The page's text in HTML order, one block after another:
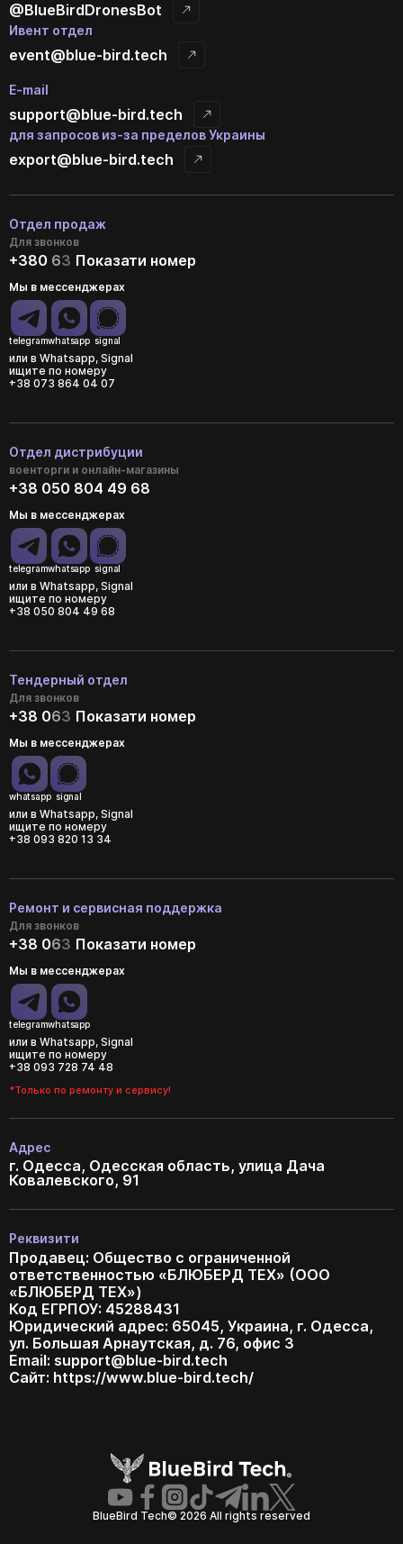
@BlueBirdDronesBot
Ивент отдел
event@blue-bird.tech
E-mail
support@blue-bird.tech
для запросов из-за пределов Украины
export@blue-bird.tech
Отдел продаж
Для звонков
+380 63 Показати номер
Мы в мессенджерах
telegramwhatsapp signal
или в Whatsapp, Signal
ищите по номеру
+38 073 864 04 07
Отдел дистрибуции
военторги и онлайн-магазины
+38 050 804 49 68
Мы в мессенджерах
telegramwhatsapp signal
или в Whatsapp, Signal
ищите по номеру
+38 050 804 49 68
Тендерный отдел
Для звонков
+38 063 Показати номер
Мы в мессенджерах
whatsapp signal
или в Whatsapp, Signal
ищите по номеру
+38 093 820 13 34
Ремонт и сервисная поддержка
Для звонков
+38 063 Показати номер
Мы в мессенджерах
telegramwhatsapp
или в Whatsapp, Signal
ищите по номеру
+38 093 728 74 48
*Только по ремонту и сервису!
Адрес
г. Одесса, Одесская область, улица Дача
Ковалевского, 91
Реквизити
Продавец: Общество с ограниченной
ответственностью «БЛЮБЕРД ТЕХ» (ООО
«БЛЮБЕРД ТЕХ»)
Код ЕГРПОУ: 45288431
Юридический адрес: 65045, Украина, г. Одесса,
ул. Большая Арнаутская, д. 76, офис 3
Email: support@blue-bird.tech
Сайт: https://www.blue-bird.tech/
BlueBird Tech© 2026 All rights reserved